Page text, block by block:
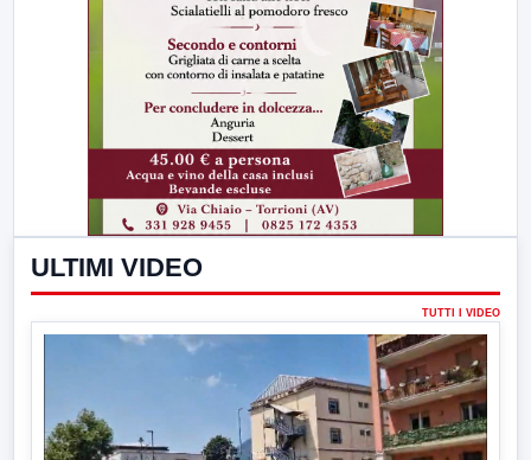
ULTIMI VIDEO
TUTTI I VIDEO